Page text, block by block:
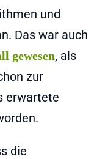
und
Das war auch
gewesen, als
zur
erwartete
die